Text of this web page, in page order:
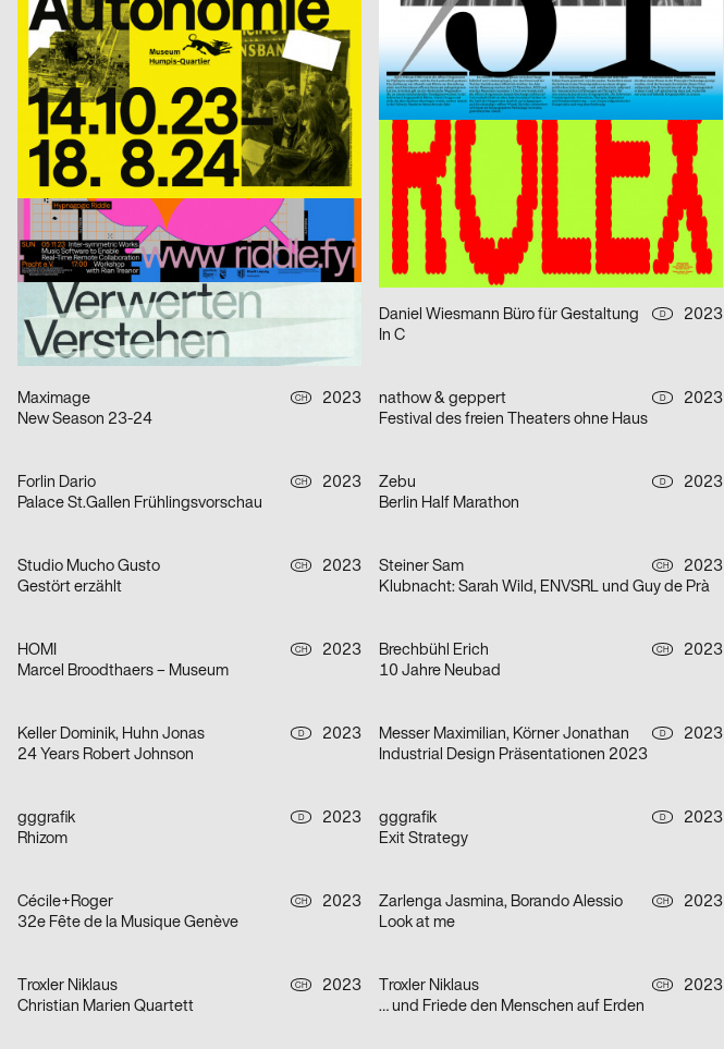
Beck Janice CH
2023
Am I?
Tristesse CH
2023
Kaserne Basel, Kampagne zum Saisonstart
Reichert Max D
2023
Yoga Kurs Komma
Chiara Toteda, Rösener Lukas
2023
INTERWOVEN
Distaff Studio
I said ›Auf Wiedersehen‹ – 85 Jahre Kindertransport nach Großbritannien
D
2023
Mut zur Wut – 12th International Poster Competition
strobo BM
2023
Gestern! Heute. Morgen?
Daniel Wiesmann Büro für Gestaltung D
2023
In C
Maximage CH
2023
New Season 23-24
nathow & geppert D
2023
Festival des freien Theaters ohne Haus
Forlin Dario CH
2023
Palace St.Gallen Frühlingsvorschau
Zebu D
2023
Berlin Half Marathon
Studio Mucho Gusto CH
2023
Gestört erzählt
Steiner Sam CH
2023
Klubnacht: Sarah Wild, ENVSRL und Guy de Prà
HOMI CH
2023
Marcel Broodthaers – Museum
Brechbühl Erich CH
2023
10 Jahre Neubad
Keller Dominik, Huhn Jonas D
2023
24 Years Robert Johnson
Messer Maximilian, Körner Jonathan D
2023
Industrial Design Präsentationen 2023
gggrafik D
2023
Rhizom
gggrafik D
2023
Exit Strategy
Cécile+Roger CH
2023
32e Fête de la Musique Genève
Zarlenga Jasmina, Borando Alessio CH
2023
Look at me
Troxler Niklaus CH
2023
Christian Marien Quartett
Troxler Niklaus CH
2023
… und Friede den Menschen auf Erden